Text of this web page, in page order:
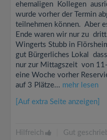
ehemaligen Kollegen
wurde vorher der Termin
teilnehmen können. Aber
Ende waren wir nur zu
Wingerts Stubb in
gut Bürgerliches Lokal
nur zur Mittagszeit von
eine Woche vorher
auf 3 Plätze... mehr lesen
[Auf extra Seite anzeigen]
Hilfreich Gut